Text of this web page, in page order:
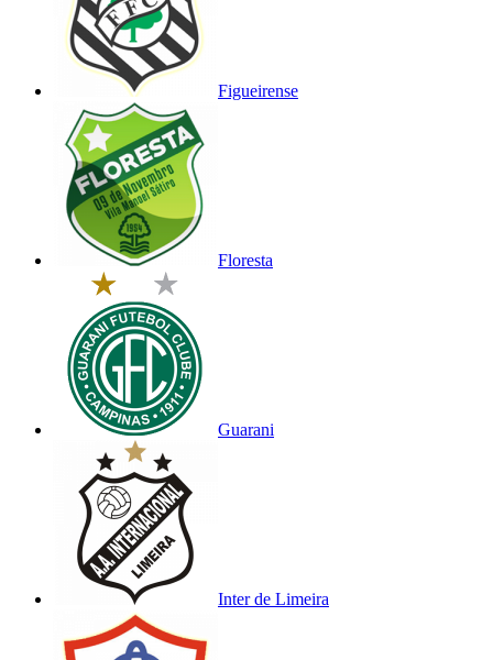
Figueirense
Floresta
Guarani
Inter de Limeira